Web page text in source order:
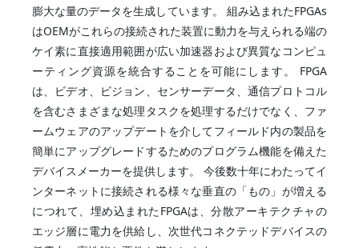
膨大な量のデータを生成しています。 組み込まれたFPGAs
はOEMがこれらの接続された装置に動力を与えられる端の
ケイ素に直接適用範囲が広い加速器および異質なコンピュ
ーティング資源を統合することを可能にします。 FPGA
は、ビデオ、ビジョン、センサーデータ、通信プロトコル
を含むさまざまな処理タスクを処理するだけでなく、ファ
ームウェアのアップデートを介してフィールド内の製品を
簡単にアップグレードするためのプログラム機能を備えた
デバイスメーカーを提供します。 今後数十年にわたってイ
ンターネットに接続される様々な垂直の「もの」が増える
につれて、埋め込まれたFPGAは、分散アーキテクチャの
エッジ層に電力を供給し、次世代コネクテッドデバイスの